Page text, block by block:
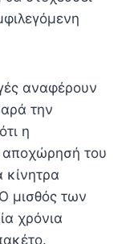
αναφέρουν
την
η
αποχώρησή του
κίνητρα
μισθός των
χρόνια